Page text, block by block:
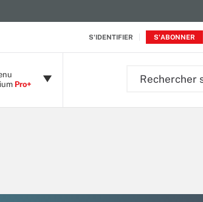
S'IDENTIFIER S'ABONNER
Pro+